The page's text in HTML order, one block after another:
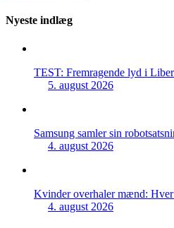
Nyeste indlæg
TEST: Fremragende lyd i
5. august 2026
Samsung samler sin
4. august 2026
Kvinder overhaler mænd:
4. august 2026